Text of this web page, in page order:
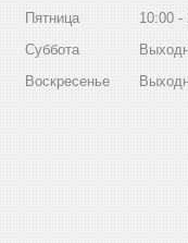
Пятница
10:00
Суббота
Воскресенье